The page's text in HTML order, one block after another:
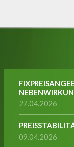
27.04.2026
09.04.2026